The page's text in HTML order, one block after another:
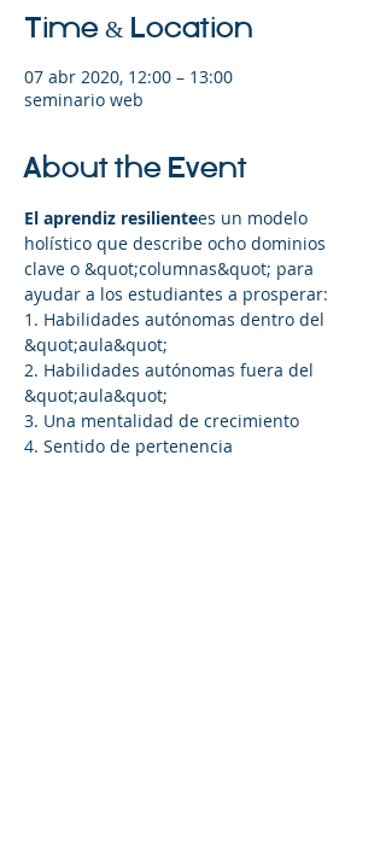
Time & Location
07 abr 2020, 12:00 – 13:00
seminario web
About the Event
El aprendiz resilientees un modelo
holístico que describe ocho dominios
clave o &quot;columnas&quot; para
ayudar a los estudiantes a prosperar:
1. Habilidades autónomas dentro del
&quot;aula&quot;
2. Habilidades autónomas fuera del
&quot;aula&quot;
3. Una mentalidad de crecimiento
4. Sentido de pertenencia